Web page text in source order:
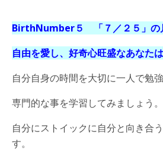
BirthNumber５ 「７／２５」の
自由を愛し、好奇心旺盛なあなたは
自分自身の時間を大切に一人で勉
専門的な事を学習してみましょう。
自分にストイックに自分と向き合
す。